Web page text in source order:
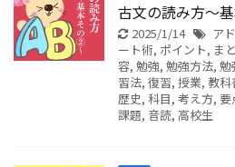
古文の読み方～
2025/1/14 ア
ート術, ポイント, ま
容, 勉強, 勉強方法, 勉
習法, 復習, 授業, 教科
歴史, 科目, 考え方, 要
課題, 音読, 高校生